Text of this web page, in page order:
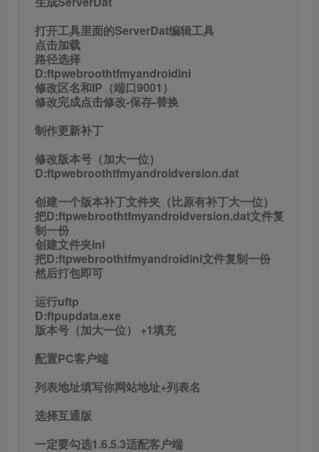
打开工具里面的ServerDat编辑工具
点击加载
路径选择
D:ftpwebroothtfmyandroidini
修改区名和IP（端口9001）
修改完成点击修改-保存-替换
制作更新补丁
修改版本号（加大一位）
D:ftpwebroothtfmyandroidversion.dat
创建一个版本补丁文件夹（比原有补丁大一位）
把D:ftpwebroothtfmyandroidversion.dat文件复
制一份
创建文件夹ini
把D:ftpwebroothtfmyandroidini文件复制一份
然后打包即可
运行uftp
D:ftpupdata.exe
版本号（加大一位） +1填充
配置PC客户端
列表地址填写你网站地址+列表名
选择互通版
一定要勾选1.6.5.3适配客户端